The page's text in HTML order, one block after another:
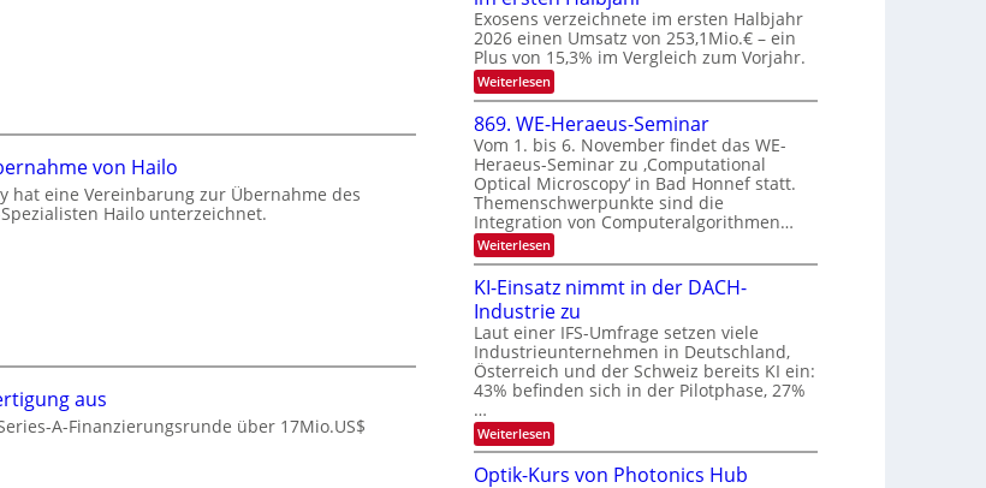
von Hailo
hat eine Vereinbarung zur Übernahme des
Hailo unterzeichnet.
aus
A-Finanzierungsrunde über 17Mio.US$
O
N
2
0
2
6
r
o
n
i
k
-
u
n
d
B
i
l
d
v
e
r
a
r
b
e
i
d
i
e
K
I
m
i
t
d
e
n
k
t
Exosens verzeichnete im ersten Halbjahr
2026 einen Umsatz von 253,1Mio.€ – ein
Plus von 15,3% im Vergleich zum Vorjahr.
Weiterlesen:
E
x
o
s
e
n
s
m
e
l
d
e
t
s
t
a
r
k
e
W
a
h
869. WE-Heraeus-Seminar
Vom 1. bis 6. November findet das WE-
Heraeus-Seminar zu ‚Computational
Optical Microscopy‘ in Bad Honnef statt.
Themenschwerpunkte sind die
Integration von Computeralgorithmen…
Weiterlesen:
8
9
.
W
E
-
H
e
a
e
s
KI-Einsatz nimmt in der DACH-
Industrie zu
Laut einer IFS-Umfrage setzen viele
Industrieunternehmen in Deutschland,
Österreich und der Schweiz bereits KI ein:
43% befinden sich in der Pilotphase, 27%
…
Weiterlesen:
K
-
Optik-Kurs von Photonics Hub